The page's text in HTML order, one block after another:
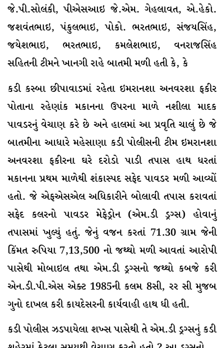
જે.પી.સોલંકી, પીએસઆઇ જે.એમ. ગેહલાવત, એ.હેકો.
જશવંતભાઇ, પંકુલભાઇ, પોકો. ભરતભાઇ, સંજયસિંહ,
જયેશભાઇ, ભરતભાઇ, કમલેશભાઇ, વનરાજસિંહ
સહિતની ટીમને ખાનગી રાહે બાતમી મળી હતી કે, કે
કડી કસ્બા છીપાવાડમાં રહેતા ઇમરાનશા અનવરશા ફકીર
પોતાના રહેણાંક મકાનના ઉપરના માળે નશીલા માદક
પાવડરનું વેચાણ કરે છે અને હાલમાં આ પ્રવૃતિ ચાલું છે જે
બાતમીના આધારે મહેસાણા કડી પોલીસની ટીમ ઇમરાનશા
અનવરશા ફકીરના ઘરે દરોડો પાડી તપાસ હાથ ધરતાં
મકાનના પ્રથમ માળેથી શંકાસ્પદ સફેદ પાવડર મળી આવ્યોં
હતો. જે એફએસએલ અધિકારીને બોલાવી તપાસ કરાવતાં
સફેદ કલરનો પાવડર મેફેડ્રોન (એમ.ડી ડ્રગ્સ) હોવાનું
તપાસમાં ખુલ્યું હતું. જેનું વજન કરતાં 71.30 ગ્રામ જેની
કિંમત રુપિયા 7,13,500 નો જથ્થો મળી આવતાં આરોપી
પાસેથી મોબાઇલ તથા એમ.ડી ડ્રગ્સનો જથ્થો કબજે કરી
એન.ડી.પી.એસ એક્ટ 1985ની કલમ 8સી, રર સી મુજબ
ગુનો દાખલ કરી કાયદેસરની કાર્યવાહી હાથ ધી હતી.
કડી પોલીસ ઝડપાયેલા શખ્સ પાસેથી તે એમ.ડી ડ્રગ્સનું કડી